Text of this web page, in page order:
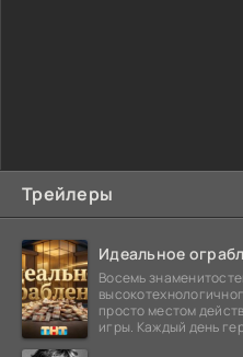
Трейлеры
Идеальное
Восемь
просто местом
игры. Каждый день